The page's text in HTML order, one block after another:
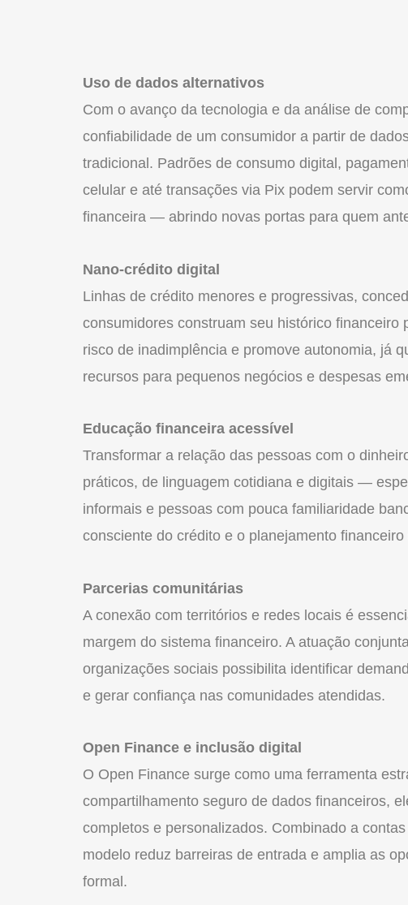
Uso de dados alternativos
Com o avanço da tecnologia e da análise de
confiabilidade de um consumidor a partir de
tradicional. Padrões de consumo digital,
celular e até transações via Pix podem servir
financeira — abrindo novas portas para quem
Nano-crédito digital
Linhas de crédito menores e progressivas,
consumidores construam seu histórico
risco de inadimplência e promove autonomia, já
recursos para pequenos negócios e despesas
Educação financeira acessível
Transformar a relação das pessoas com o
práticos, de linguagem cotidiana e digitais —
informais e pessoas com pouca familiaridade
consciente do crédito e o planejamento
Parcerias comunitárias
A conexão com territórios e redes locais é
margem do sistema financeiro. A atuação
organizações sociais possibilita identificar
e gerar confiança nas comunidades atendidas.
Open Finance e inclusão digital
O Open Finance surge como uma ferramenta
compartilhamento seguro de dados financeiros,
completos e personalizados. Combinado a
modelo reduz barreiras de entrada e amplia as
formal.